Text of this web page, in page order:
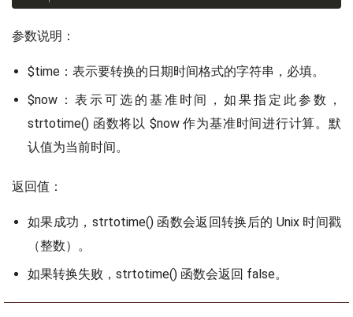
参数说明：
$time：表示要转换的日期时间格式的字符串，必填。
$now：表示可选的基准时间，如果指定此参数，
strtotime() 函数将以 $now 作为基准时间进行计算。默
认值为当前时间。
返回值：
如果成功，strtotime() 函数会返回转换后的 Unix 时间戳
（整数）。
如果转换失败，strtotime() 函数会返回 false。